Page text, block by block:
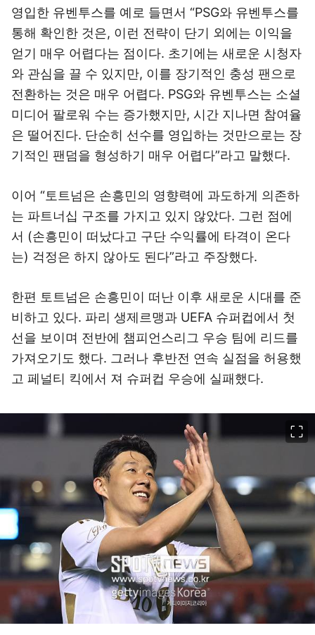
영입한 유벤투스를 예로 들면서 “PSG와 유벤투스를
통해 확인한 것은, 이런 전략이 단기 외에는 이익을
얻기 매우 어렵다는 점이다. 초기에는 새로운 시청자
와 관심을 끌 수 있지만, 이를 장기적인 충성 팬으로
전환하는 것은 매우 어렵다. PSG와 유벤투스는 소셜
미디어 팔로워 수는 증가했지만, 시간 지나면 참여율
은 떨어진다. 단순히 선수를 영입하는 것만으로는 장
기적인 팬덤을 형성하기 매우 어렵다”라고 말했다.
이어 “토트넘은 손흥민의 영향력에 과도하게 의존하
는 파트너십 구조를 가지고 있지 않았다. 그런 점에
서 (손흥민이 떠났다고 구단 수익률에 타격이 온다
는) 걱정은 하지 않아도 된다”라고 주장했다.
한편 토트넘은 손흥민이 떠난 이후 새로운 시대를 준
비하고 있다. 파리 생제르맹과 UEFA 슈퍼컵에서 첫
선을 보이며 전반에 챔피언스리그 우승 팀에 리드를
가져오기도 했다. 그러나 후반전 연속 실점을 허용했
고 페널티 킥에서 져 슈퍼컵 우승에 실패했다.